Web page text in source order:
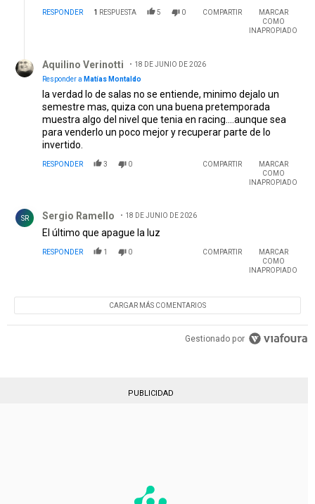
RESPONDER 1 RESPUESTA 5 0 COMPARTIR
MARCAR
COMO
INAPROPIADO
Aquilino Verinotti
18 DE JUNIO DE 2026
Responder a Matías Montaldo
la verdad lo de salas no se entiende, minimo dejalo un
semestre mas, quiza con una buena pretemporada
muestra algo del nivel que tenia en racing....aunque sea
para venderlo un poco mejor y recuperar parte de lo
invertido.
RESPONDER 3 0 COMPARTIR
MARCAR
COMO
INAPROPIADO
SR Sergio Ramello 18 DE JUNIO DE 2026
El último que apague la luz
RESPONDER 1 0 COMPARTIR
MARCAR
COMO
INAPROPIADO
CARGAR MÁS COMENTARIOS
Gestionado por
PUBLICIDAD